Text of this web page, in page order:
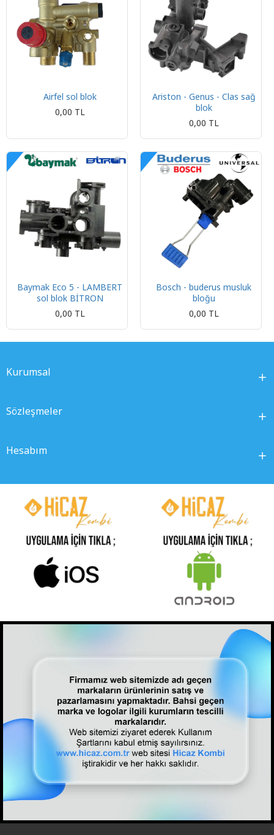
Airfel sol blok
0,00 TL
Ariston - Genus - Clas sağ
blok
0,00 TL
Baymak Eco 5 - LAMBERT
sol blok BİTRON
0,00 TL
Bosch - buderus musluk
bloğu
0,00 TL
Kurumsal
Sözleşmeler
Hesabım